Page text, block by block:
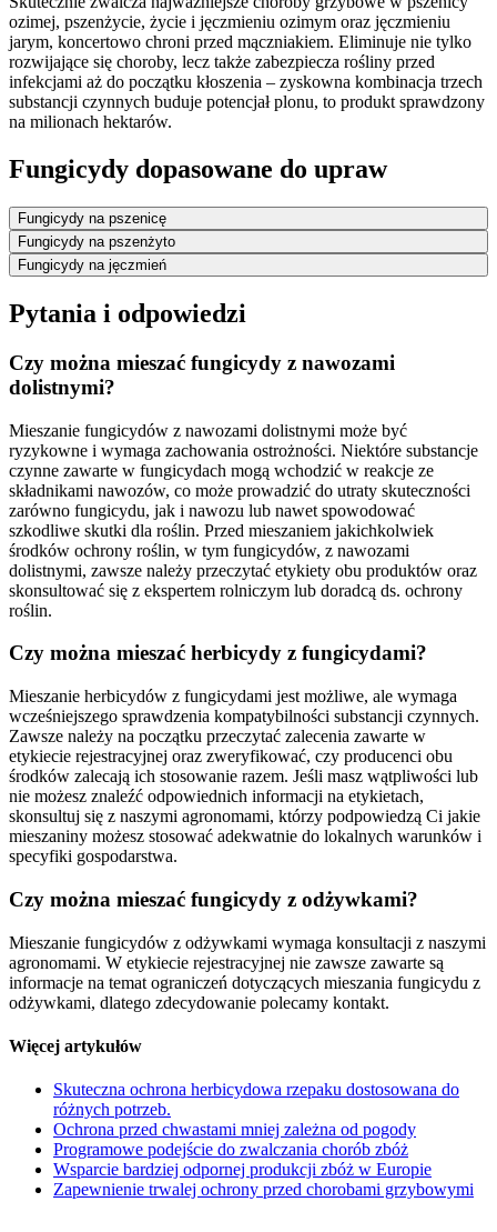
ozimej, pszenżycie, życie i jęczmieniu ozimym oraz jęczmieniu
jarym, koncertowo chroni przed mączniakiem. Eliminuje nie tylko
rozwijające się choroby, lecz także zabezpiecza rośliny przed
infekcjami aż do początku kłoszenia – zyskowna kombinacja trzech
substancji czynnych buduje potencjał plonu, to produkt sprawdzony
na milionach hektarów.
Fungicydy dopasowane do upraw
Fungicydy na pszenicę
Fungicydy na pszenżyto
Fungicydy na jęczmień
Pytania i odpowiedzi
Czy można mieszać fungicydy z nawozami
dolistnymi?
Mieszanie fungicydów z nawozami dolistnymi może być
ryzykowne i wymaga zachowania ostrożności. Niektóre substancje
czynne zawarte w fungicydach mogą wchodzić w reakcje ze
składnikami nawozów, co może prowadzić do utraty skuteczności
zarówno fungicydu, jak i nawozu lub nawet spowodować
szkodliwe skutki dla roślin. Przed mieszaniem jakichkolwiek
środków ochrony roślin, w tym fungicydów, z nawozami
dolistnymi, zawsze należy przeczytać etykiety obu produktów oraz
skonsultować się z ekspertem rolniczym lub doradcą ds. ochrony
roślin.
Czy można mieszać herbicydy z fungicydami?
Mieszanie herbicydów z fungicydami jest możliwe, ale wymaga
wcześniejszego sprawdzenia kompatybilności substancji czynnych.
Zawsze należy na początku przeczytać zalecenia zawarte w
etykiecie rejestracyjnej oraz zweryfikować, czy producenci obu
środków zalecają ich stosowanie razem. Jeśli masz wątpliwości lub
nie możesz znaleźć odpowiednich informacji na etykietach,
skonsultuj się z naszymi agronomami, którzy podpowiedzą Ci jakie
mieszaniny możesz stosować adekwatnie do lokalnych warunków i
specyfiki gospodarstwa.
Czy można mieszać fungicydy z odżywkami?
Mieszanie fungicydów z odżywkami wymaga konsultacji z naszymi
agronomami. W etykiecie rejestracyjnej nie zawsze zawarte są
informacje na temat ograniczeń dotyczących mieszania fungicydu z
odżywkami, dlatego zdecydowanie polecamy kontakt.
Więcej artykułów
Skuteczna ochrona herbicydowa rzepaku dostosowana do
różnych potrzeb.
Ochrona przed chwastami mniej zależna od pogody
Programowe podejście do zwalczania chorób zbóż
Wsparcie bardziej odpornej produkcji zbóż w Europie
Zapewnienie trwalej ochrony przed chorobami grzybowymi